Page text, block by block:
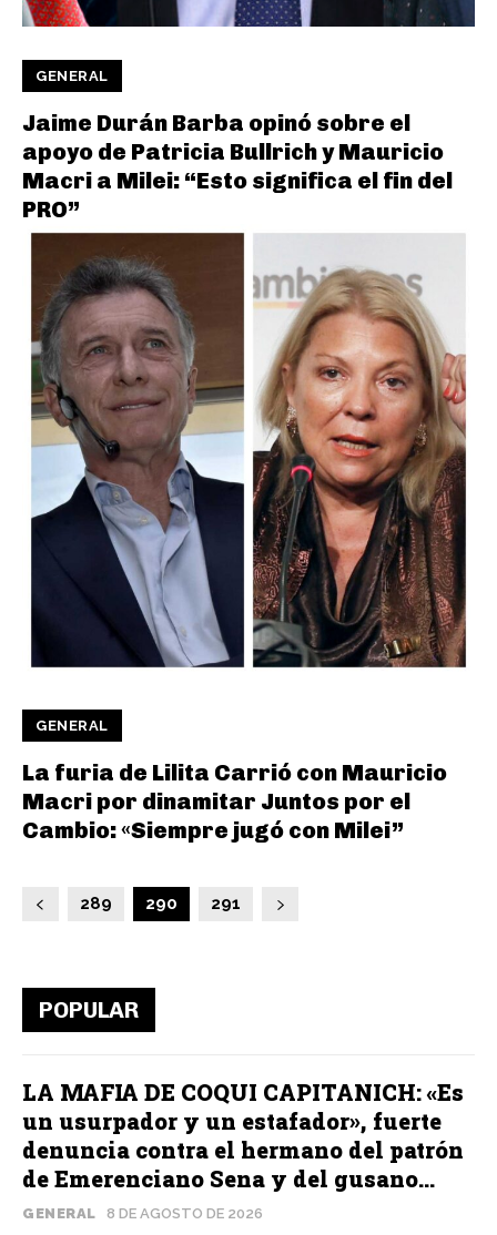
GENERAL
Jaime Durán Barba opinó sobre el
apoyo de Patricia Bullrich y Mauricio
Macri a Milei: “Esto significa el fin del
PRO”
GENERAL
La furia de Lilita Carrió con Mauricio
Macri por dinamitar Juntos por el
Cambio: «Siempre jugó con Milei”
289 290 291
POPULAR
LA MAFIA DE COQUI CAPITANICH: «Es
un usurpador y un estafador», fuerte
denuncia contra el hermano del patrón
de Emerenciano Sena y del gusano...
GENERAL 8 DE AGOSTO DE 2026